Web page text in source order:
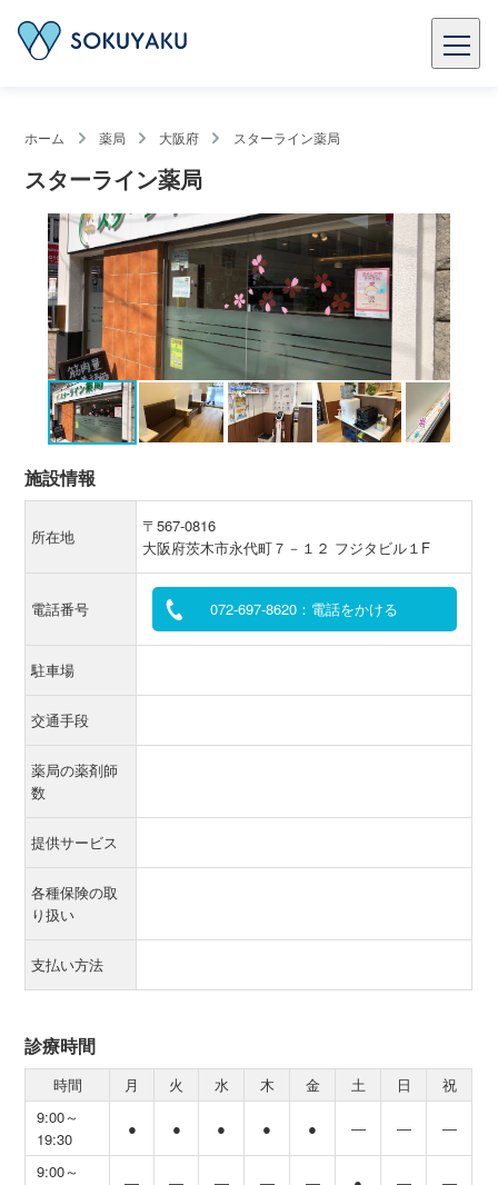
ホーム 薬局 大阪府 スターライン薬局
スターライン薬局
施設情報
所在地
〒567-0816
大阪府茨木市永代町７－１２ フジタビル１F
電話番号 072-697-8620：電話をかける
駐車場
交通手段
薬局の薬剤師
数
提供サービス
各種保険の取
り扱い
支払い方法
診療時間
時間 月 火 水 木 金 土 日
祝
9:00～
19:30
● ● ● ● ● ― ― ―
9:00～